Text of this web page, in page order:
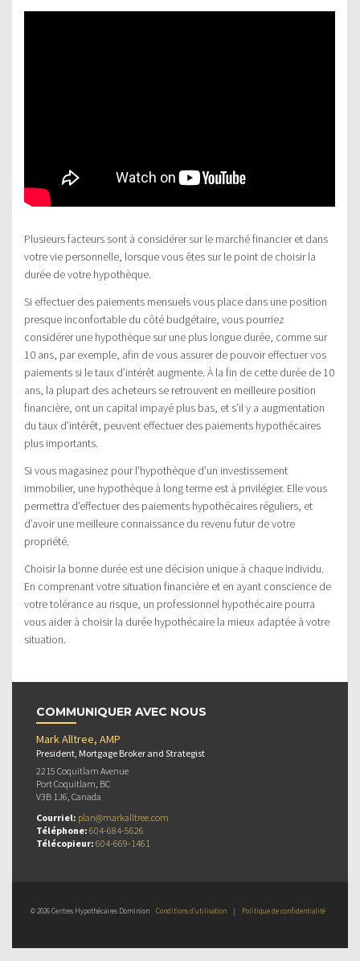
Plusieurs facteurs sont à considérer sur le marché financier et dans
votre vie personnelle, lorsque vous êtes sur le point de choisir la
durée de votre hypothèque.
Si effectuer des paiements mensuels vous place dans une position
presque inconfortable du côté budgétaire, vous pourriez
considérer une hypothèque sur une plus longue durée, comme sur
10 ans, par exemple, afin de vous assurer de pouvoir effectuer vos
paiements si le taux d’intérêt augmente. À la fin de cette durée de 10
ans, la plupart des acheteurs se retrouvent en meilleure position
financière, ont un capital impayé plus bas, et s’il y a augmentation
du taux d’intérêt, peuvent effectuer des paiements hypothécaires
plus importants.
Si vous magasinez pour l’hypothèque d’un investissement
immobilier, une hypothèque à long terme est à privilégier. Elle vous
permettra d’effectuer des paiements hypothécaires réguliers, et
d’avoir une meilleure connaissance du revenu futur de votre
propriété.
Choisir la bonne durée est une décision unique à chaque individu.
En comprenant votre situation financière et en ayant conscience de
votre tolérance au risque, un professionnel hypothécaire pourra
vous aider à choisir la durée hypothécaire la mieux adaptée à votre
situation.
COMMUNIQUER AVEC NOUS
Mark Alltree, AMP
President, Mortgage Broker and Strategist
2215 Coquitlam Avenue
Port Coquitlam, BC
V3B 1J6, Canada
Courriel: plan@markalltree.com
Téléphone: 604-684-5626
Télécopieur: 604-669-1461
© 2026 Centres Hypothécaires Dominion Conditions d’utilisation | Politique de confidentialité